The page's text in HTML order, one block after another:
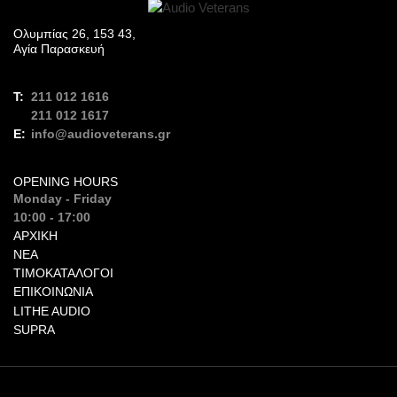
Ολυμπίας 26, 153 43,
Αγία Παρασκευή
211 012 1616
211 012 1617
info@audioveterans.gr
OPENING HOURS
Monday - Friday
10:00 - 17:00
ΑΡΧΙΚΉ
ΝΈΑ
ΤΙΜΟΚΑΤΆΛΟΓΟΙ
ΕΠΙΚΟΙΝΩΝΊΑ
LITHE AUDIO
SUPRA